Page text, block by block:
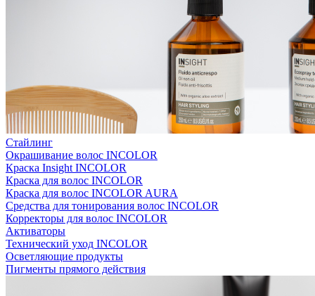
Стайлинг
Окрашивание волос INCOLOR
Краска Insight INCOLOR
Краска для волос INCOLOR
Краска для волос INCOLOR AURA
Средства для тонирования волос INCOLOR
Корректоры для волос INCOLOR
Активаторы
Технический уход INCOLOR
Осветляющие продукты
Пигменты прямого действия